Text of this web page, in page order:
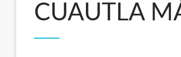
CUAUTLA